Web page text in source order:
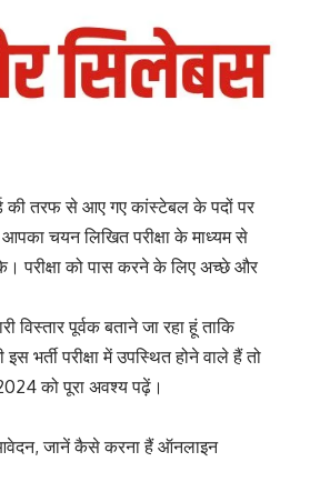
की तरफ से आए गए कांस्टेबल के पदों पर
आपका चयन लिखित परीक्षा के माध्यम से
परीक्षा को पास करने के लिए अच्छे और
पूर्वक बताने जा रहा हूं ताकि
परीक्षा में उपस्थित होने वाले हैं तो
को पूरा अवश्य पढ़ें।
जानें कैसे करना हैं ऑनलाइन